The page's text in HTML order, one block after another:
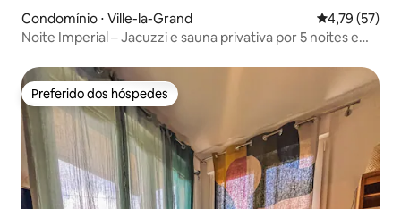
Condomínio ⋅ Ville-la-Grand 4,79 de uma
4,79 (57)
Noite Imperial – Jacuzzi e sauna privativa por 5 noites em
Preferido dos hóspedes
Preferido dos hóspedes